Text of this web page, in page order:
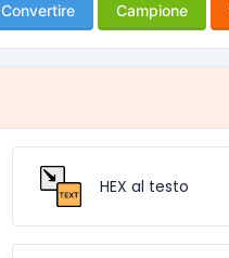
Convertire Campione
HEX al testo